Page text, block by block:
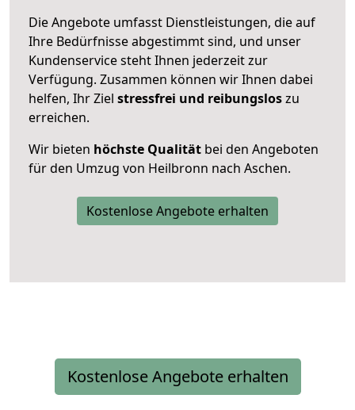
Die Angebote umfasst Dienstleistungen, die auf
Ihre Bedürfnisse abgestimmt sind, und unser
Kundenservice steht Ihnen jederzeit zur
Verfügung. Zusammen können wir Ihnen dabei
helfen, Ihr Ziel stressfrei und reibungsloszu
erreichen.
Wir bieten höchste Qualität bei den Angeboten
für den Umzug von Heilbronn nach Aschen.
Kostenlose Angebote erhalten
Kostenlose Angebote erhalten